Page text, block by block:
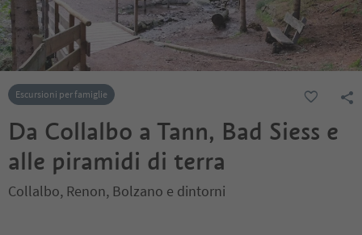
Escursioni per famiglie
Da Collalbo a Tann, Bad Siess e
alle piramidi di terra
Collalbo, Renon, Bolzano e dintorni